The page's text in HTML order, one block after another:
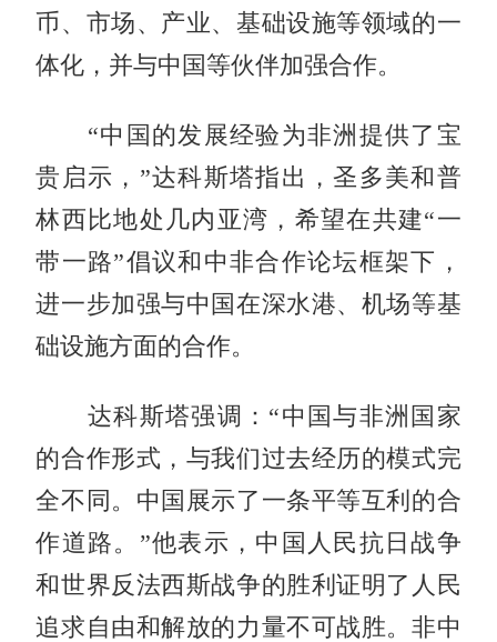
币、市场、产业、基础设施等领域的一
体化，并与中国等伙伴加强合作。
“中国的发展经验为非洲提供了宝
贵启示，”达科斯塔指出，圣多美和普
林西比地处几内亚湾，希望在共建“一
带一路”倡议和中非合作论坛框架下，
进一步加强与中国在深水港、机场等基
础设施方面的合作。
达科斯塔强调：“中国与非洲国家
的合作形式，与我们过去经历的模式完
全不同。中国展示了一条平等互利的合
作道路。”他表示，中国人民抗日战争
和世界反法西斯战争的胜利证明了人民
追求自由和解放的力量不可战胜。非中